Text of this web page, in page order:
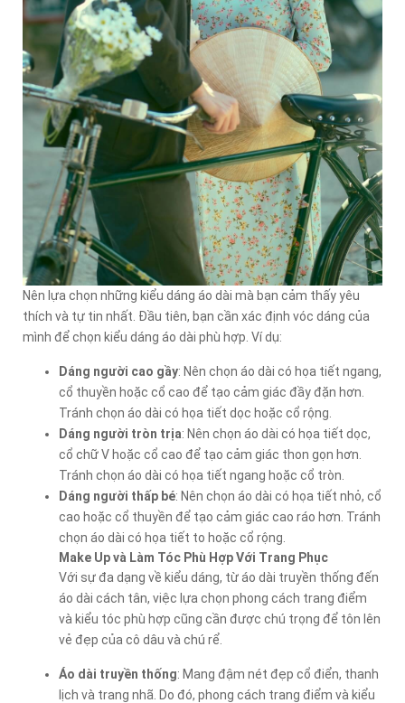
Nên lựa chọn những kiểu dáng áo dài mà bạn cảm thấy yêu
thích và tự tin nhất. Đầu tiên, bạn cần xác định vóc dáng của
mình để chọn kiểu dáng áo dài phù hợp. Ví dụ:
Dáng người cao gầy: Nên chọn áo dài có họa tiết ngang,
cổ thuyền hoặc cổ cao để tạo cảm giác đầy đặn hơn.
Tránh chọn áo dài có họa tiết dọc hoặc cổ rộng.
Dáng người tròn trịa: Nên chọn áo dài có họa tiết dọc,
cổ chữ V hoặc cổ cao để tạo cảm giác thon gọn hơn.
Tránh chọn áo dài có họa tiết ngang hoặc cổ tròn.
Dáng người thấp bé: Nên chọn áo dài có họa tiết nhỏ, cổ
cao hoặc cổ thuyền để tạo cảm giác cao ráo hơn. Tránh
chọn áo dài có họa tiết to hoặc cổ rộng.
Make Up và Làm Tóc Phù Hợp Với Trang Phục
Với sự đa dạng về kiểu dáng, từ áo dài truyền thống đến
áo dài cách tân, việc lựa chọn phong cách trang điểm
và kiểu tóc phù hợp cũng cần được chú trọng để tôn lên
vẻ đẹp của cô dâu và chú rể.
Áo dài truyền thống: Mang đậm nét đẹp cổ điển, thanh
lịch và trang nhã. Do đó, phong cách trang điểm và kiểu